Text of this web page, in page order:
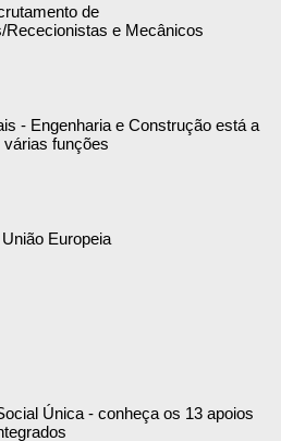
de
Rececionistas e Mecânicos
- Engenharia e Construção está a
funções
Europeia
Única - conheça os 13 apoios